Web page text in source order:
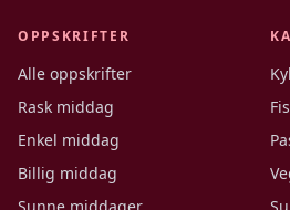
OPPSKRIFTER
Alle oppskrifter
Rask middag
Enkel middag
Billig middag